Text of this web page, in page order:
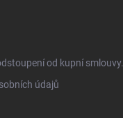
od kupní smlouvy.
údajů